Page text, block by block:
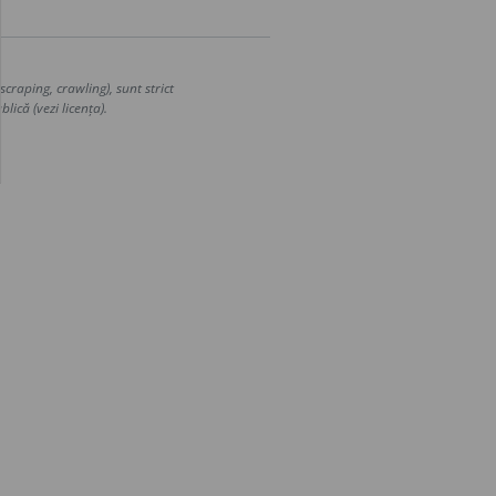
crawling), sunt strict
(vezi licența).